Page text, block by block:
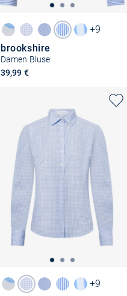
+9
brookshire
Damen Bluse
39,99 €
+9